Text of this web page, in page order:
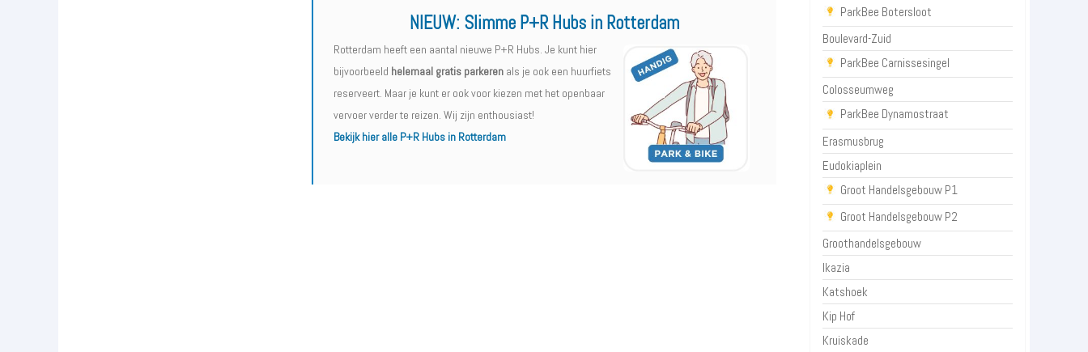
NIEUW: Slimme P+R Hubs in Rotterdam
Rotterdam heeft een aantal nieuwe P+R Hubs. Je kunt hier
bijvoorbeeld helemaal gratis parkerenals je ook een huurfiets
reserveert. Maar je kunt er ook voor kiezen met het openbaar
vervoer verder te reizen. Wij zijn enthousiast!
Bekijk hier alle P+R Hubs in Rotterdam
ParkBee Botersloot
Boulevard-Zuid
ParkBee Carnissesingel
Colosseumweg
ParkBee Dynamostraat
Erasmusbrug
Eudokiaplein
Groot Handelsgebouw P1
Groot Handelsgebouw P2
Groothandelsgebouw
Ikazia
Katshoek
Kip Hof
Kruiskade